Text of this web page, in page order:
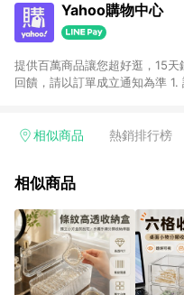
Yahoo購物中心
提供百萬商品讓您超好逛，15
回饋，請以訂單成立通知為準 1. 請注意以下品類商品均無回饋：
電玩/遊戲/相機/單眼/鏡頭/拍
的購回饋活動享Yahoo超贈點回
3. 訂單回饋金額將扣除運費/購
價券等虛擬貨幣折抵 4. 大宗採
有相關事證認定您為大宗採購、
相關認定以Yahoo購物中心之認
相似商品 熱銷排行榜
相似商品